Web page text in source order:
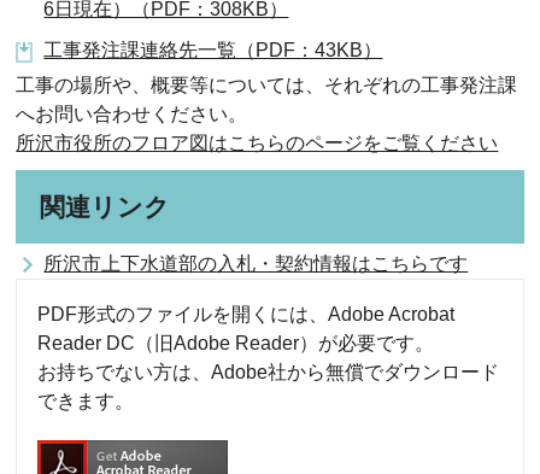
6日現在）（PDF：308KB）
工事発注課連絡先一覧（PDF：43KB）
工事の場所や、概要等については、それぞれの工事発注課
へお問い合わせください。
所沢市役所のフロア図はこちらのページをご覧ください
関連リンク
所沢市上下水道部の入札・契約情報はこちらです
PDF形式のファイルを開くには、Adobe Acrobat
Reader DC（旧Adobe Reader）が必要です。
お持ちでない方は、Adobe社から無償でダウンロード
できます。